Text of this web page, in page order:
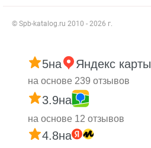
© Spb-katalog.ru 2010 - 2026 г.
5на Яндекс карты
на основе 239 отзывов
3.9на
на основе 12 отзывов
4.8на